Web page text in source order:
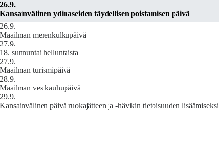
26.9.
Kansainvälinen ydinaseiden täydellisen poistamisen päivä
26.9.
Maailman merenkulkupäivä
27.9.
18. sunnuntai helluntaista
27.9.
Maailman turismipäivä
28.9.
Maailman vesikauhupäivä
29.9.
Kansainvälinen päivä ruokajätteen ja -hävikin tietoisuuden lisäämiseksi